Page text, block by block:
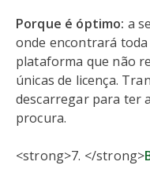
Porque é óptimo: a
onde encontrará
plataforma que não
únicas de licença.
descarregar para ter
procura.
<strong>7. </strong>